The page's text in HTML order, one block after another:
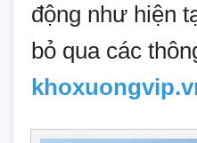
động như hiện
bỏ qua các